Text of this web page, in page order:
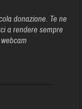
donazione. Te ne
a rendere sempre